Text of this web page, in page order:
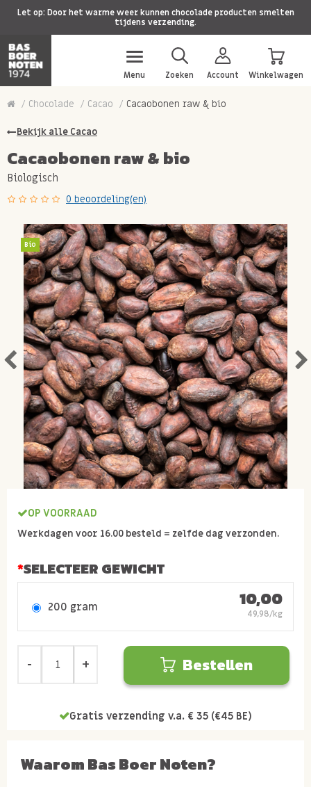
Let op: Door het warme weer kunnen chocolade producten smelten
tijdens verzending.
Menu Zoeken Account Winkelwagen
Chocolade Cacao Cacaobonen raw & bio
Bekijk alle Cacao
Cacaobonen raw & bio
Biologisch
0 beoordeling(en)
Bio
OP VOORRAAD
Werkdagen voor 16.00 besteld = zelfde dag verzonden.
SELECTEER GEWICHT
200 gram 10,00
49,98/kg
Bestellen
Gratis verzending v.a. € 35 (€45 BE)
Waarom Bas Boer Noten?